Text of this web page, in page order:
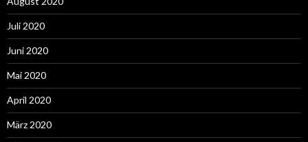
Juli 2020
Juni 2020
Mai 2020
April 2020
März 2020